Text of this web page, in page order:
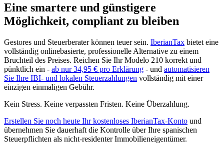
Eine smartere und günstigere
Möglichkeit, compliant zu bleiben
Gestores und Steuerberater können teuer sein. IberianTax bietet eine
vollständig onlinebasierte, professionelle Alternative zu einem
Bruchteil des Preises. Reichen Sie Ihr Modelo 210 korrekt und
pünktlich ein - ab nur 34,95 € pro Erklärung - und automatisieren
Sie Ihre IBI- und lokalen Steuerzahlungen vollständig mit einer
einzigen einmaligen Gebühr.
Kein Stress. Keine verpassten Fristen. Keine Überzahlung.
Erstellen Sie noch heute Ihr kostenloses IberianTax-Konto und
übernehmen Sie dauerhaft die Kontrolle über Ihre spanischen
Steuerpflichten als nicht-residenter Immobilieneigentümer.